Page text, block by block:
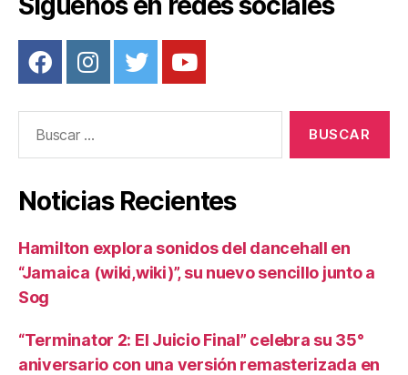
k
Noticias Recientes
Hamilton explora sonidos del dancehall en
“Jamaica (wiki,wiki)”, su nuevo sencillo junto a
Sog
“Terminator 2: El Juicio Final” celebra su 35°
aniversario con una versión remasterizada en